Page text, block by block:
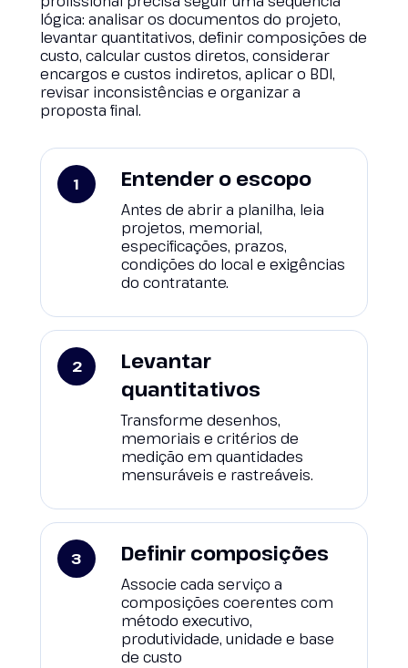
lógica: analisar os documentos do projeto,
levantar quantitativos, definir composições de
custo, calcular custos diretos, considerar
encargos e custos indiretos, aplicar o BDI,
revisar inconsistências e organizar a
proposta final.
Entender o escopo
Antes de abrir a planilha, leia
projetos, memorial,
especificações, prazos,
condições do local e exigências
do contratante.
Levantar
quantitativos
Transforme desenhos,
memoriais e critérios de
medição em quantidades
mensuráveis e rastreáveis.
Definir composições
Associe cada serviço a
composições coerentes com
método executivo,
produtividade, unidade e base
de custo